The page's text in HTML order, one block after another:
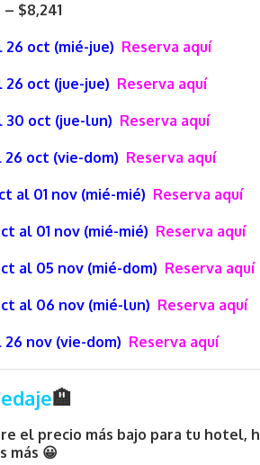
$8,241
26 oct (mié-jue) Reserva aquí
26 oct (jue-jue) Reserva aquí
30 oct (jue-lun) Reserva aquí
26 oct (vie-dom) Reserva aquí
al 01 nov (mié-mié) Reserva aquí
al 01 nov (mié-mié) Reserva aquí
al 05 nov (mié-dom) Reserva aquí
al 06 nov (mié-lun) Reserva aquí
26 nov (vie-dom) Reserva aquí
🏨
el precio más bajo para tu hotel,
más 😀